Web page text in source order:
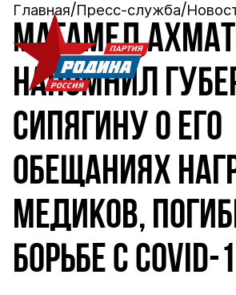
Главная Пресс-служба
МАГАМЕД
НАПОМНИЛ
СИПЯГИНУ О ЕГО
ОБЕЩАНИЯХ
МЕДИКОВ,
БОРЬБЕ С COVID-